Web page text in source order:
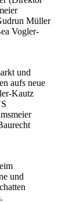
Müller
Vogler-
und
aufs neue
Kautz
und